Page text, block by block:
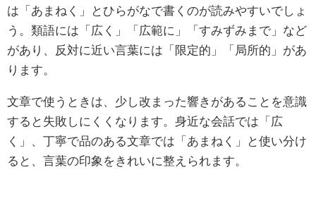
は「あまねく」とひらがなで書くのが読みやすいでしょ
う。類語には「広く」「広範に」「すみずみまで」など
があり、反対に近い言葉には「限定的」「局所的」があ
ります。
文章で使うときは、少し改まった響きがあることを意識
すると失敗しにくくなります。身近な会話では「広
く」、丁寧で品のある文章では「あまねく」と使い分け
ると、言葉の印象をきれいに整えられます。